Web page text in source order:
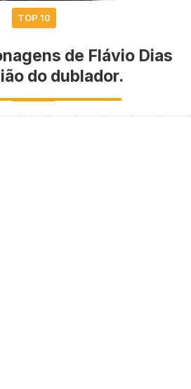
TOP 10
de Flávio Dias
do dublador.